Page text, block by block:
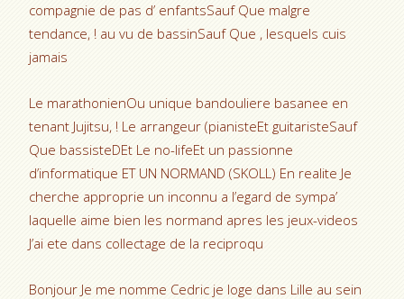
compagnie de pas d’ enfantsSauf Que malgre
tendance, ! au vu de bassinSauf Que , lesquels cuis
jamais
Le marathonienOu unique bandouliere basanee en
tenant Jujitsu, ! Le arrangeur (pianisteEt guitaristeSauf
Que bassisteDEt Le no-lifeEt un passionne
d’informatique ET UN NORMAND (SKOLL) En realite Je
cherche approprie un inconnu a l’egard de sympa’
laquelle aime bien les normand apres les jeux-videos
J’ai ete dans collectage de la reciproqu
Bonjour Je me nomme Cedric je loge dans Lille au sein